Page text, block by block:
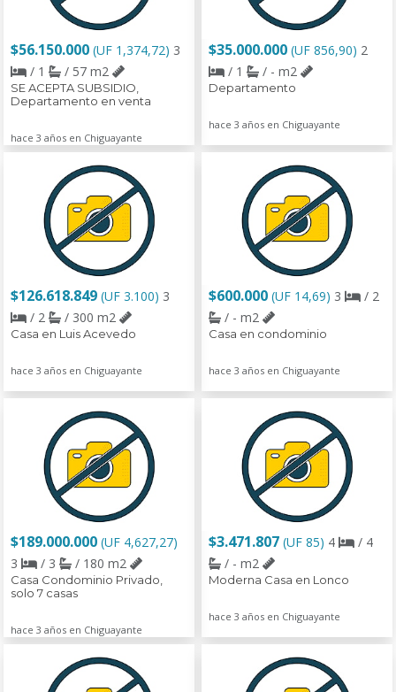
$56.150.000 (UF 1,374,72) 3
/ 1
/ 57 m2
SE ACEPTA SUBSIDIO,
Departamento en venta
hace 3 años en Chiguayante
$35.000.000 (UF 856,90) 2
/ 1
/ - m2
Departamento
hace 3 años en Chiguayante
$126.618.849 (UF 3.100) 3
/ 2
/ 300 m2
Casa en Luis Acevedo
hace 3 años en Chiguayante
$600.000 (UF 14,69) 3
/ 2
/ - m2
Casa en condominio
hace 3 años en Chiguayante
$189.000.000 (UF 4,627,27)
3
/ 3 / 180 m2
Casa Condominio Privado,
solo 7 casas
hace 3 años en Chiguayante
$3.471.807 (UF 85) 4
/ 4
/ - m2
Moderna Casa en Lonco
hace 3 años en Chiguayante